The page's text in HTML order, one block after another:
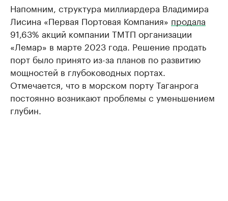
Напомним, структура миллиардера Владимира
Лисина «Первая Портовая Компания» продала
91,63% акций компании ТМТП организации
«Лемар» в марте 2023 года. Решение продать
порт было принято из-за планов по развитию
мощностей в глубоководных портах.
Отмечается, что в морском порту Таганрога
постоянно возникают проблемы с уменьшением
глубин.